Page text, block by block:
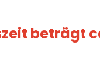
beträgt